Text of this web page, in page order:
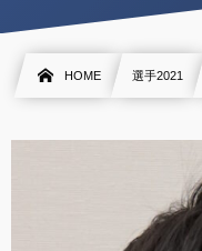
HOME 選手2021